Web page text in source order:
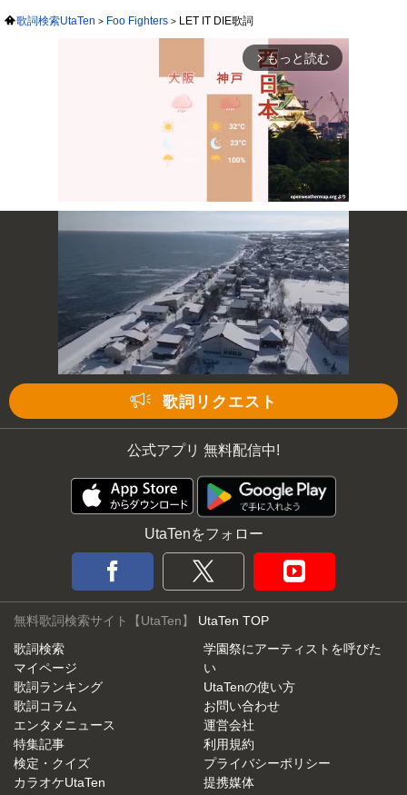
歌詞検索UtaTen Foo Fighters LET IT DIE歌詞
arrow_forward_ios もっと読む
Mute
次の動画まで 3 キャンセル
歌詞リクエスト
公式アプリ 無料配信中!
UtaTenをフォロー
無料歌詞検索サイト【UtaTen】 UtaTen TOP
歌詞検索
マイページ
歌詞ランキング
歌詞コラム
エンタメニュース
特集記事
検定・クイズ
カラオケUtaTen
学園祭にアーティストを呼びた
い
UtaTenの使い方
お問い合わせ
運営会社
利用規約
プライバシーポリシー
提携媒体